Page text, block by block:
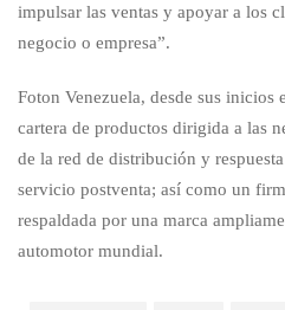
impulsar las ventas y apoyar a los
negocio o empresa”.
Foton Venezuela, desde sus inicios
cartera de productos dirigida a las
de la red de distribución y
servicio postventa; así como un
respaldada por una marca
automotor mundial.